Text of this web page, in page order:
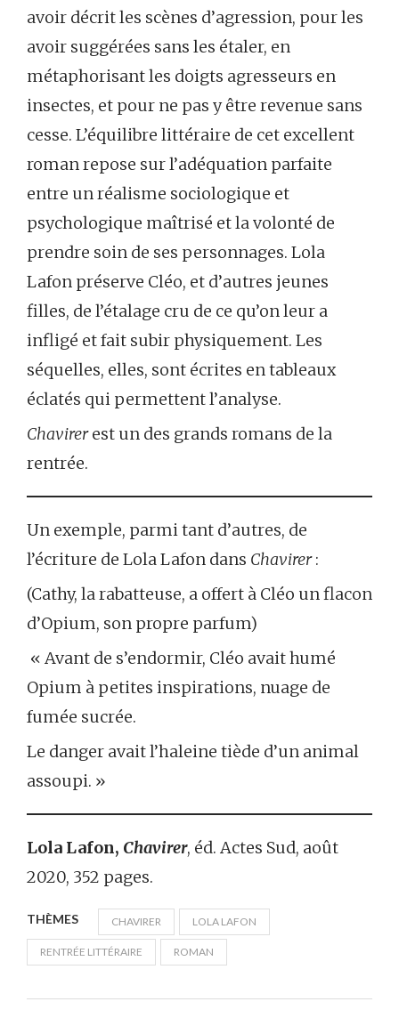
avoir décrit les scènes d’agression, pour les
avoir suggérées sans les étaler, en
métaphorisant les doigts agresseurs en
insectes, et pour ne pas y être revenue sans
cesse. L’équilibre littéraire de cet excellent
roman repose sur l’adéquation parfaite
entre un réalisme sociologique et
psychologique maîtrisé et la volonté de
prendre soin de ses personnages. Lola
Lafon préserve Cléo, et d’autres jeunes
filles, de l’étalage cru de ce qu’on leur a
infligé et fait subir physiquement. Les
séquelles, elles, sont écrites en tableaux
éclatés qui permettent l’analyse.
Chavirerest un des grands romans de la
rentrée.
Un exemple, parmi tant d’autres, de
l’écriture de Lola Lafon dans Chavirer:
(Cathy, la rabatteuse, a offert à Cléo un flacon
d’Opium, son propre parfum)
« Avant de s’endormir, Cléo avait humé
Opium à petites inspirations, nuage de
fumée sucrée.
Le danger avait l’haleine tiède d’un animal
assoupi. »
Lola Lafon, Chavirer, éd. Actes Sud, août
2020, 352 pages.
THÈMES CHAVIRER LOLA LAFON
RENTRÉE LITTÉRAIRE ROMAN